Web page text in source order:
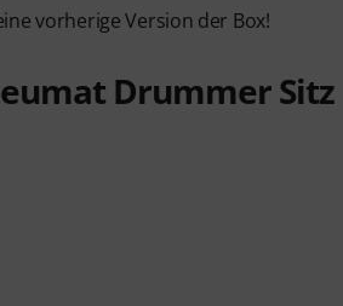
vorherige Version der Box!
Drummer Sitz